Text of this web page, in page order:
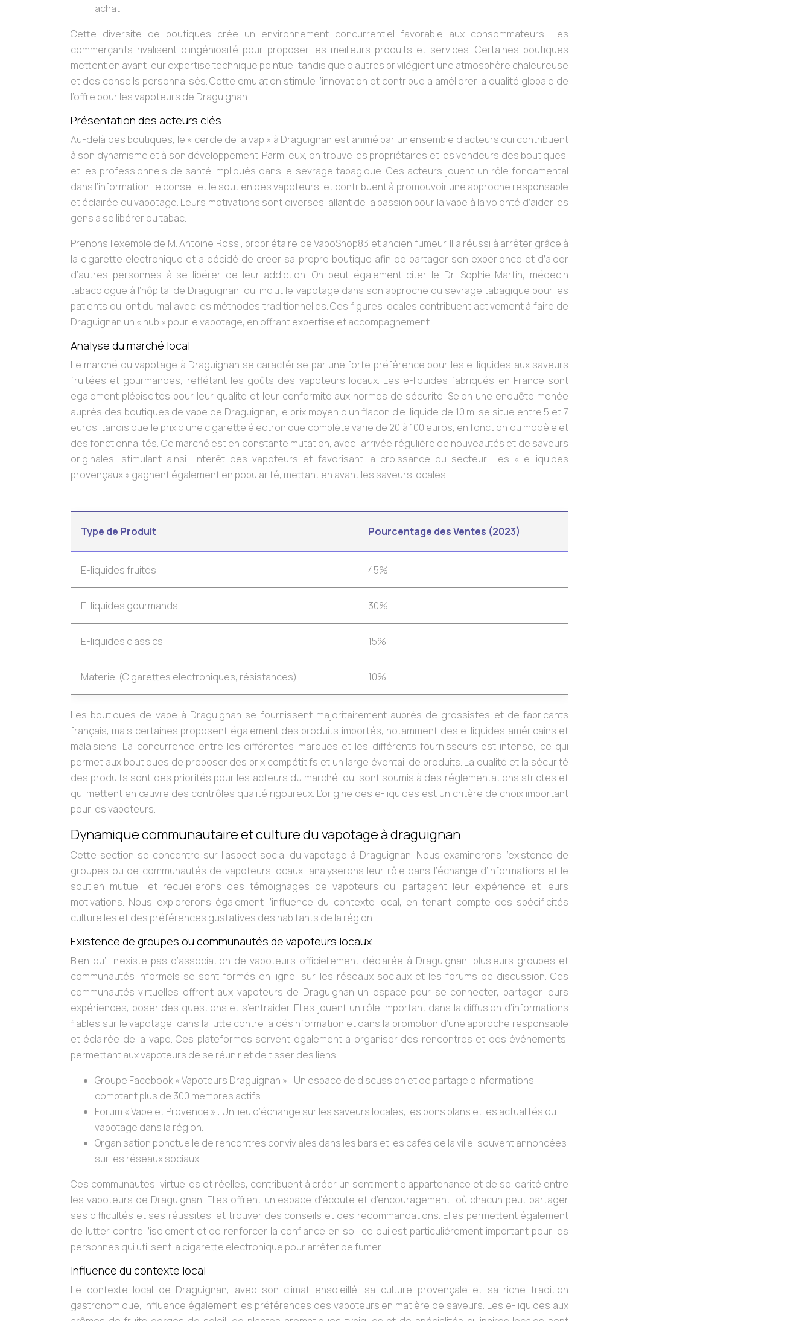
achat.
Cette diversité de boutiques crée un environnement concurrentiel favorable aux consommateurs. Les
commerçants rivalisent d’ingéniosité pour proposer les meilleurs produits et services. Certaines boutiques
mettent en avant leur expertise technique pointue, tandis que d’autres privilégient une atmosphère chaleureuse
et des conseils personnalisés. Cette émulation stimule l’innovation et contribue à améliorer la qualité globale de
l’offre pour les vapoteurs de Draguignan.
Présentation des acteurs clés
Au-delà des boutiques, le « cercle de la vap » à Draguignan est animé par un ensemble d’acteurs qui contribuent
à son dynamisme et à son développement. Parmi eux, on trouve les propriétaires et les vendeurs des boutiques,
et les professionnels de santé impliqués dans le sevrage tabagique. Ces acteurs jouent un rôle fondamental
dans l’information, le conseil et le soutien des vapoteurs, et contribuent à promouvoir une approche responsable
et éclairée du vapotage. Leurs motivations sont diverses, allant de la passion pour la vape à la volonté d’aider les
gens à se libérer du tabac.
Prenons l’exemple de M. Antoine Rossi, propriétaire de VapoShop83 et ancien fumeur. Il a réussi à arrêter grâce à
la cigarette électronique et a décidé de créer sa propre boutique afin de partager son expérience et d’aider
d’autres personnes à se libérer de leur addiction. On peut également citer le Dr. Sophie Martin, médecin
tabacologue à l’hôpital de Draguignan, qui inclut le vapotage dans son approche du sevrage tabagique pour les
patients qui ont du mal avec les méthodes traditionnelles. Ces figures locales contribuent activement à faire de
Draguignan un « hub » pour le vapotage, en offrant expertise et accompagnement.
Analyse du marché local
Le marché du vapotage à Draguignan se caractérise par une forte préférence pour les e-liquides aux saveurs
fruitées et gourmandes, reflétant les goûts des vapoteurs locaux. Les e-liquides fabriqués en France sont
également plébiscités pour leur qualité et leur conformité aux normes de sécurité. Selon une enquête menée
auprès des boutiques de vape de Draguignan, le prix moyen d’un flacon d’e-liquide de 10 ml se situe entre 5 et 7
euros, tandis que le prix d’une cigarette électronique complète varie de 20 à 100 euros, en fonction du modèle et
des fonctionnalités. Ce marché est en constante mutation, avec l’arrivée régulière de nouveautés et de saveurs
originales, stimulant ainsi l’intérêt des vapoteurs et favorisant la croissance du secteur. Les « e-liquides
provençaux » gagnent également en popularité, mettant en avant les saveurs locales.
Type de Produit Pourcentage des Ventes (2023)
E-liquides fruités 45%
E-liquides gourmands 30%
E-liquides classics 15%
Matériel (Cigarettes électroniques, résistances) 10%
Les boutiques de vape à Draguignan se fournissent majoritairement auprès de grossistes et de fabricants
français, mais certaines proposent également des produits importés, notamment des e-liquides américains et
malaisiens. La concurrence entre les différentes marques et les différents fournisseurs est intense, ce qui
permet aux boutiques de proposer des prix compétitifs et un large éventail de produits. La qualité et la sécurité
des produits sont des priorités pour les acteurs du marché, qui sont soumis à des réglementations strictes et
qui mettent en œuvre des contrôles qualité rigoureux. L’origine des e-liquides est un critère de choix important
pour les vapoteurs.
Dynamique communautaire et culture du vapotage à draguignan
Cette section se concentre sur l’aspect social du vapotage à Draguignan. Nous examinerons l’existence de
groupes ou de communautés de vapoteurs locaux, analyserons leur rôle dans l’échange d’informations et le
soutien mutuel, et recueillerons des témoignages de vapoteurs qui partagent leur expérience et leurs
motivations. Nous explorerons également l’influence du contexte local, en tenant compte des spécificités
culturelles et des préférences gustatives des habitants de la région.
Existence de groupes ou communautés de vapoteurs locaux
Bien qu’il n’existe pas d’association de vapoteurs officiellement déclarée à Draguignan, plusieurs groupes et
communautés informels se sont formés en ligne, sur les réseaux sociaux et les forums de discussion. Ces
communautés virtuelles offrent aux vapoteurs de Draguignan un espace pour se connecter, partager leurs
expériences, poser des questions et s’entraider. Elles jouent un rôle important dans la diffusion d’informations
fiables sur le vapotage, dans la lutte contre la désinformation et dans la promotion d’une approche responsable
et éclairée de la vape. Ces plateformes servent également à organiser des rencontres et des événements,
permettant aux vapoteurs de se réunir et de tisser des liens.
Groupe Facebook « Vapoteurs Draguignan » : Un espace de discussion et de partage d’informations,
comptant plus de 300 membres actifs.
Forum « Vape et Provence » : Un lieu d’échange sur les saveurs locales, les bons plans et les actualités du
vapotage dans la région.
Organisation ponctuelle de rencontres conviviales dans les bars et les cafés de la ville, souvent annoncées
sur les réseaux sociaux.
Ces communautés, virtuelles et réelles, contribuent à créer un sentiment d’appartenance et de solidarité entre
les vapoteurs de Draguignan. Elles offrent un espace d’écoute et d’encouragement, où chacun peut partager
ses difficultés et ses réussites, et trouver des conseils et des recommandations. Elles permettent également
de lutter contre l’isolement et de renforcer la confiance en soi, ce qui est particulièrement important pour les
personnes qui utilisent la cigarette électronique pour arrêter de fumer.
Influence du contexte local
Le contexte local de Draguignan, avec son climat ensoleillé, sa culture provençale et sa riche tradition
gastronomique, influence également les préférences des vapoteurs en matière de saveurs. Les e-liquides aux